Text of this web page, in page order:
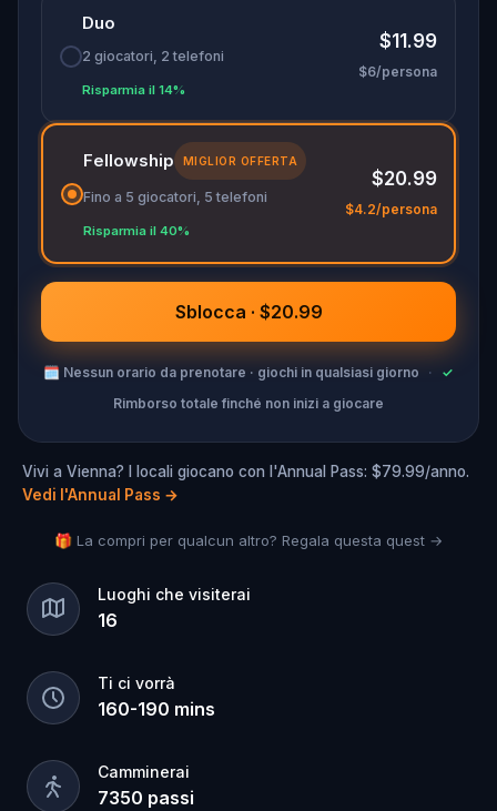
Duo
2 giocatori, 2 telefoni
Risparmia il 14%
$11.99
$6/persona
Fellowship MIGLIOR OFFERTA
Fino a 5 giocatori, 5 telefoni
Risparmia il 40%
$20.99
$4.2/persona
Sblocca · $20.99
🗓 Nessun orario da prenotare · giochi in qualsiasi giorno ·
✓
Rimborso totale finché non inizi a giocare
Vivi a Vienna? I locali giocano con l'Annual Pass: $79.99/anno.
Vedi l'Annual Pass →
🎁 La compri per qualcun altro? Regala questa quest →
Luoghi che visiterai
16
Ti ci vorrà
160-190 mins
Camminerai
7350 passi